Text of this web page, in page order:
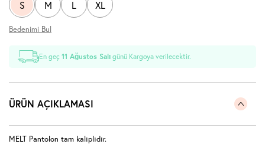
S M L XL
Bedenimi Bul
En geç11 Ağustos Salı günü Kargoya verilecektir.
ÜRÜN AÇIKLAMASI
MELT Pantolon tam kalıplıdır.